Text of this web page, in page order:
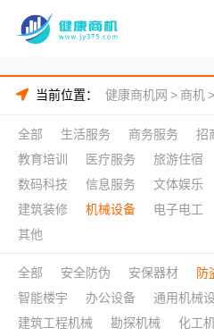
当前位置： 健康商机网 > 商机>
全部 生活服务 商务服务 招
教育培训
医疗服务 旅游住宿
数码科技
信息服务 文体娱乐
建筑装修
机械设备 电子电工
其他
全部 安全防伪 安保器材 防
智能楼宇
办公设备 通用机械
建筑工程机械
勘探机械 化工